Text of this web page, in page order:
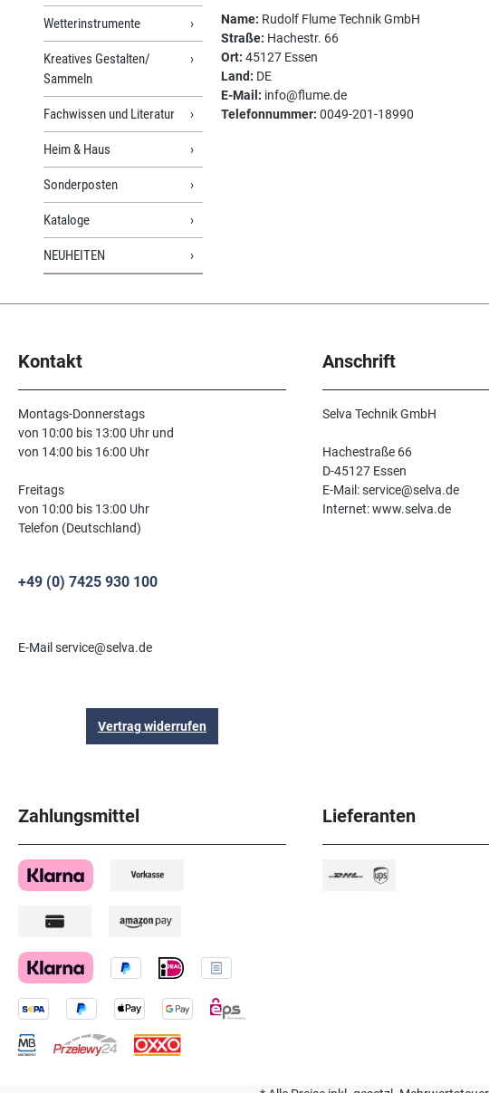
Wetterinstrumente
Kreatives Gestalten/
Sammeln
Fachwissen und Literatur
Heim & Haus
Sonderposten
Kataloge
NEUHEITEN
Name: Rudolf Flume Technik GmbH
Straße: Hachestr. 66
Ort: 45127 Essen
Land: DE
E-Mail: info@flume.de
Telefonnummer: 0049-201-18990
Kontakt
Montags-Donnerstags
von 10:00 bis 13:00 Uhr und
von 14:00 bis 16:00 Uhr
Freitags
von 10:00 bis 13:00 Uhr
Telefon (Deutschland)
+49 (0) 7425 930 100
E-Mail service@selva.de
Vertrag widerrufen
Anschrift
Selva Technik GmbH
Hachestraße 66
D-45127 Essen
E-Mail: service@selva.de
Internet: www.selva.de
Zahlungsmittel Lieferanten